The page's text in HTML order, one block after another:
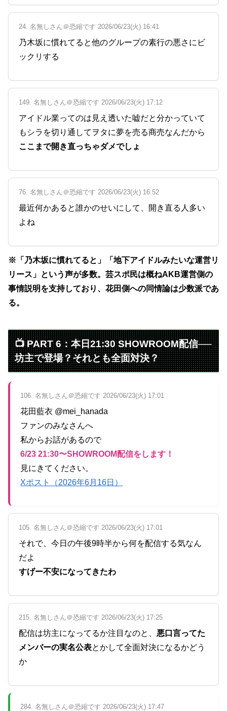
24. 名無しさん＠恐縮です 2026/06/23(火) 16:41
乃木坂に慣れてると他のグループの素行の悪さにビ
ックリする
149. 名無しさん＠恐縮です 2026/06/23(火) 17:12
アイドル業ってのは見え透いた嘘だと分かっていて
もシラを切り通してヲタに夢を売る商売なんだから
ここまで開き直っちゃダメでしょ
76. 名無しさん＠恐縮です 2026/06/23(火) 16:52
最近何かあると誰かのせいにして、開き直る人多い
よね
※「乃木坂に慣れてると」「地下アイドルみたいな運営リ
リース」という声が多数。芸スポ民は概ねAKB運営側の
事情説明を支持しており、花田側への同情論は少数派であ
る。
📺 PART 6：本日21:30 SHOWROOM配信──
坊主で登場？それとも全面対決？
106. 名無しさん＠恐縮です 2026/06/23(火) 17:01
花田藍衣 @mei_hanada
ファンのみなさんへ
私からお話があるので
6/23 21:30〜SHOWROOM配信をします！
見にきてください。
Xポスト（2026年6月16日）
105. 名無しさん＠恐縮です 2026/06/23(火) 17:01
それで、今日の午後9時半から何を配信する気なん
だよ
すげー不安になってきたわ
215. 名無しさん＠恐縮です 2026/06/23(火) 17:25
配信は坊主になってるか注目なのと、 悪口言ってた
メンバーの実名公表とかして全面対決になるかどう
か
284. 名無しさん＠恐縮です 2026/06/23(火) 17:47